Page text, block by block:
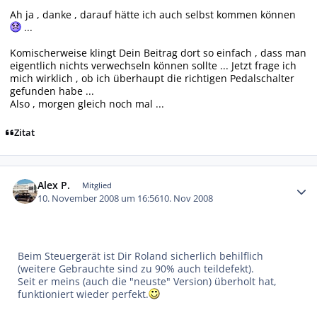
Ah ja , danke , darauf hätte ich auch selbst kommen können
...
Komischerweise klingt Dein Beitrag dort so einfach , dass man
eigentlich nichts verwechseln können sollte ... Jetzt frage ich
mich wirklich , ob ich überhaupt die richtigen Pedalschalter
gefunden habe ...
Also , morgen gleich noch mal ...
Zitat
Alex P. Mitglied
10. November 2008 um 16:5610. Nov 2008
Beim Steuergerät ist Dir Roland sicherlich behilflich
(weitere Gebrauchte sind zu 90% auch teildefekt).
Seit er meins (auch die "neuste" Version) überholt hat,
funktioniert wieder perfekt.